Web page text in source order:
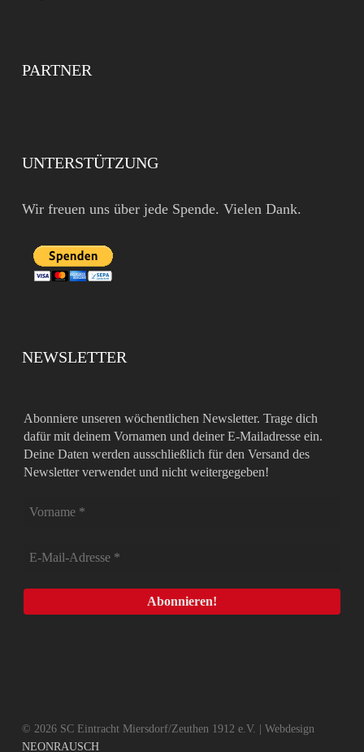
PARTNER
UNTERSTÜTZUNG
Wir freuen uns über jede Spende. Vielen Dank.
NEWSLETTER
Abonniere unseren wöchentlichen Newsletter. Trage dich
dafür mit deinem Vornamen und deiner E-Mailadresse ein.
Deine Daten werden ausschließlich für den Versand des
Newsletter verwendet und nicht weitergegeben!
© 2026 SC Eintracht Miersdorf/Zeuthen 1912 e.V. | Webdesign
NEONRAUSCH